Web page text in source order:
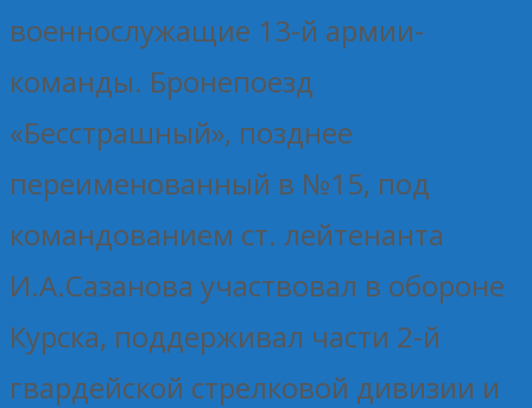
военнослужащие 13-й армии-
команды. Бронепоезд
«Бесстрашный», позднее
переименованный в №15, под
командованием ст. лейтенанта
И.А.Сазанова участвовал в обороне
Курска, поддерживал части 2-й
гвардейской стрелковой дивизии и